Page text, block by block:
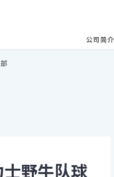
公司简介
野牛队球